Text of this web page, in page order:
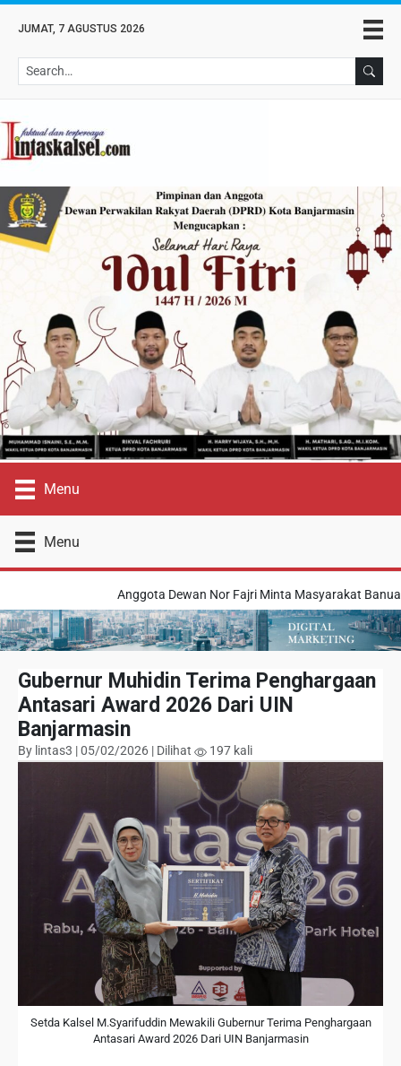
JUMAT, 7 AGUSTUS 2026
Menu
Menu
Anggota Dewan Nor Fajri Minta Masyarakat Banua
Gubernur Muhidin Terima Penghargaan
Antasari Award 2026 Dari UIN
Banjarmasin
By lintas3 | 05/02/2026 | Dilihat 197 kali
Setda Kalsel M.Syarifuddin Mewakili Gubernur Terima Penghargaan
Antasari Award 2026 Dari UIN Banjarmasin